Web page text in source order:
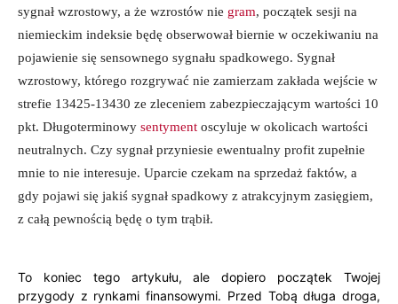
sygnał wzrostowy, a że wzrostów nie gram, początek sesji na
niemieckim indeksie będę obserwował biernie w oczekiwaniu na
pojawienie się sensownego sygnału spadkowego. Sygnał
wzrostowy, którego rozgrywać nie zamierzam zakłada wejście w
strefie 13425-13430 ze zleceniem zabezpieczającym wartości 10
pkt. Długoterminowy sentyment oscyluje w okolicach wartości
neutralnych. Czy sygnał przyniesie ewentualny profit zupełnie
mnie to nie interesuje. Uparcie czekam na sprzedaż faktów, a
gdy pojawi się jakiś sygnał spadkowy z atrakcyjnym zasięgiem,
z całą pewnością będę o tym trąbił.
To koniec tego artykułu, ale dopiero początek Twojej
przygody z rynkami finansowymi. Przed Tobą długa droga,